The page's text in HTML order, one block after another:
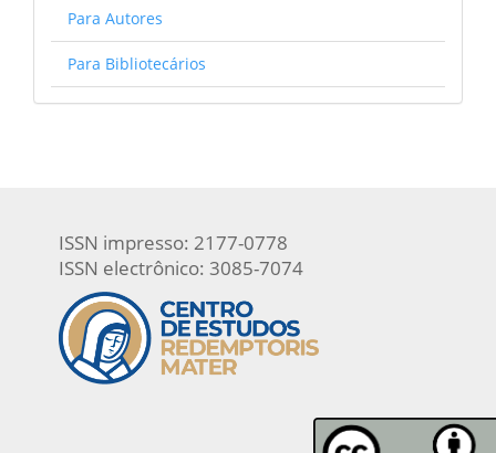
Para Autores
Para Bibliotecários
ISSN impresso: 2177-0778
ISSN electrônico: 3085-7074